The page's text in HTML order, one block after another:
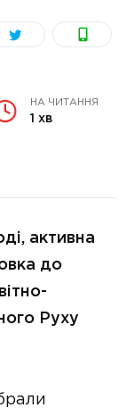
НА ЧИТАННЯ
1 хв
активна
до
Руху